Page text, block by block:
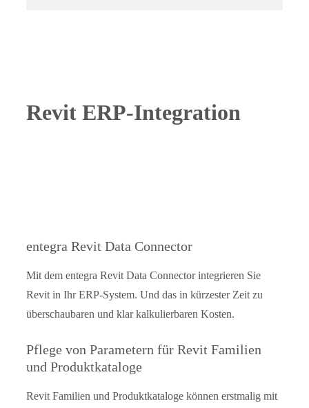
Revit ERP-Integration
entegra Revit Data Connector
Mit dem entegra Revit Data Connector integrieren Sie
Revit in Ihr ERP-System. Und das in kürzester Zeit zu
überschaubaren und klar kalkulierbaren Kosten.
Pflege von Parametern für Revit Familien
und Produktkataloge
Revit Familien und Produktkataloge können erstmalig mit